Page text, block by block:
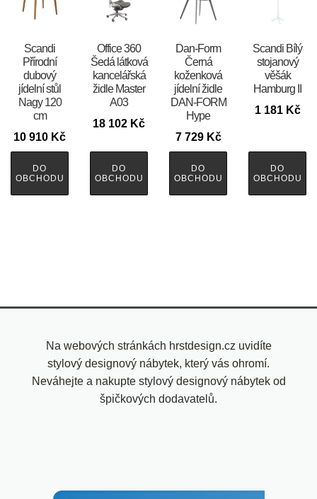
Scandi
Přírodní
dubový
jídelní stůl
Nagy 120
cm
10 910 Kč
DO
OBCHODU
Office 360
Šedá látková
kancelářská
židle Master
A03
18 102 Kč
DO
OBCHODU
​​​​​Dan-Form
Černá
koženková
jídelní židle
DAN-FORM
Hype
7 729 Kč
DO
OBCHODU
Scandi Bílý
stojanový
věšák
Hamburg II
1 181 Kč
DO
OBCHODU
Na webových stránkách hrstdesign.cz uvidíte
stylový designový nábytek, který vás ohromí.
Neváhejte a nakupte stylový designový nábytek od
špičkových dodavatelů.